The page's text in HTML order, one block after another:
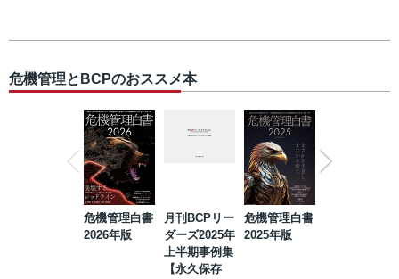
危機管理とBCPのおススメ本
危機管理白書
2026年版
月刊BCPリー
ダーズ2025年
上半期事例集
【永久保存
危機管理白書
2025年版